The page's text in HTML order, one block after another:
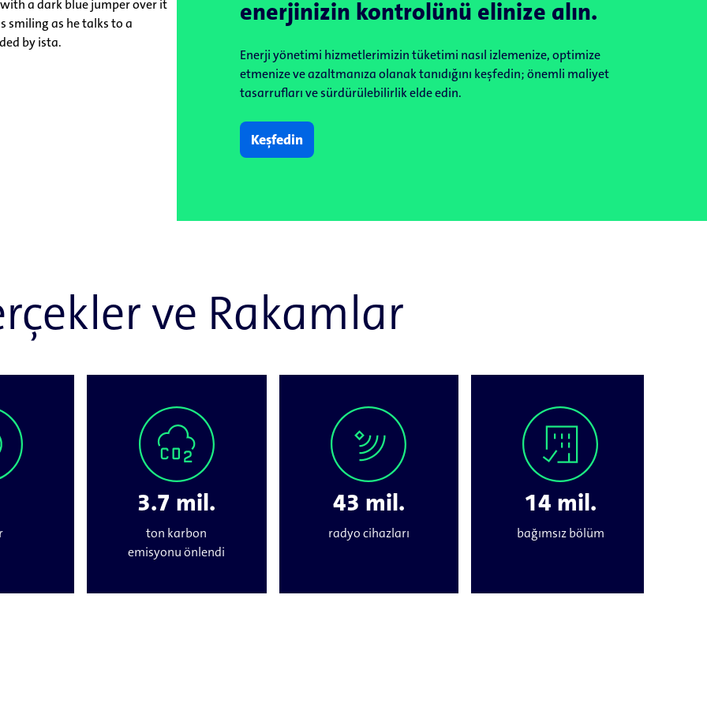
enerjinizin kontrolünü elinize alın.
Enerji yönetimi hizmetlerimizin tüketimi nasıl izlemenize, optimize
etmenize ve azaltmanıza olanak tanıdığını keşfedin; önemli maliyet
tasarrufları ve sürdürülebilirlik elde edin.
Keşfedin
ve Rakamlar
3.7 mil.
ton karbon
emisyonu önlendi
43 mil.
radyo cihazları
14 mil.
bağımsız bölüm